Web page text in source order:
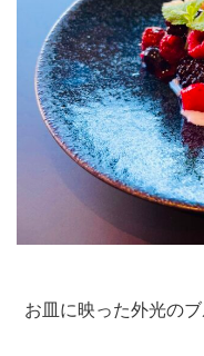
お皿に映った外光の